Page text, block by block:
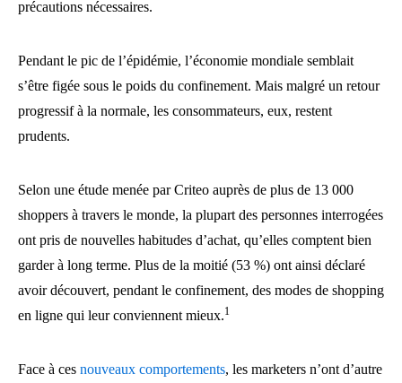
précautions nécessaires.
Pendant le pic de l’épidémie, l’économie mondiale semblait
s’être figée sous le poids du confinement. Mais malgré un retour
progressif à la normale, les consommateurs, eux, restent
prudents.
Selon une étude menée par Criteo auprès de plus de 13 000
shoppers à travers le monde, la plupart des personnes interrogées
ont pris de nouvelles habitudes d’achat, qu’elles comptent bien
garder à long terme. Plus de la moitié (53 %) ont ainsi déclaré
avoir découvert, pendant le confinement, des modes de shopping
en ligne qui leur conviennent mieux.1
Face à ces nouveaux comportements, les marketers n’ont d’autre